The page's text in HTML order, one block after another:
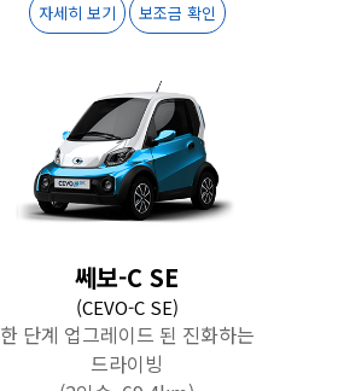
자세히 보기 보조금 확인
쎄보-C SE
(CEVO-C SE)
한 단계 업그레이드 된 진화하는
드라이빙